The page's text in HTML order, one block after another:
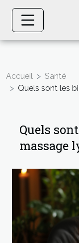
Accueil
Santé
Quels sont les
Quels
massage